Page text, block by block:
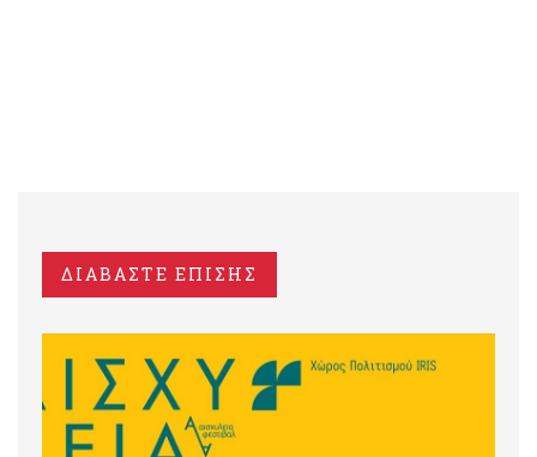
ΔΙΑΒΑΣΤΕ ΕΠΙΣΗΣ